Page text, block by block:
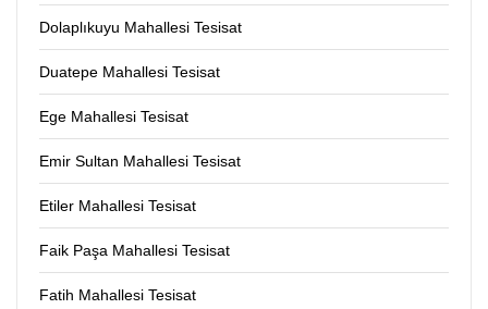
Dolaplıkuyu Mahallesi Tesisat
Duatepe Mahallesi Tesisat
Ege Mahallesi Tesisat
Emir Sultan Mahallesi Tesisat
Etiler Mahallesi Tesisat
Faik Paşa Mahallesi Tesisat
Fatih Mahallesi Tesisat